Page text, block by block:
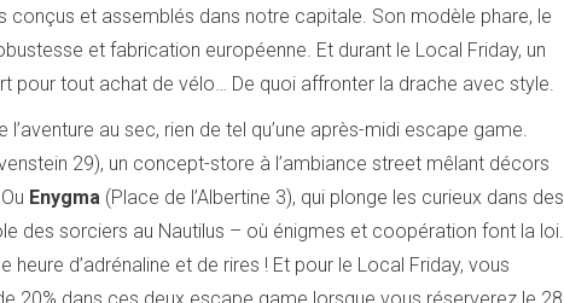
conçus et assemblés dans notre capitale. Son modèle phare, le
et fabrication européenne. Et durant le Local Friday, un
pour tout achat de vélo… De quoi affronter la drache avec style.
l’aventure au sec, rien de tel qu’une après-midi escape game.
29), un concept-store à l’ambiance street mêlant décors
Enygma (Place de l’Albertine 3), qui plonge les curieux dans des
des sorciers au Nautilus – où énigmes et coopération font la loi.
heure d’adrénaline et de rires ! Et pour le Local Friday, vous